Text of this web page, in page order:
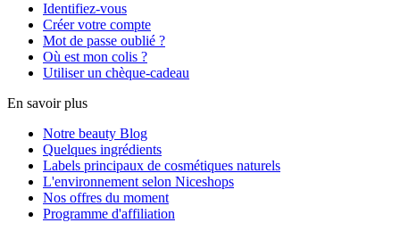
Identifiez-vous
Créer votre compte
Mot de passe oublié ?
Où est mon colis ?
Utiliser un chèque-cadeau
En savoir plus
Notre beauty Blog
Quelques ingrédients
Labels principaux de cosmétiques naturels
L'environnement selon Niceshops
Nos offres du moment
Programme d'affiliation